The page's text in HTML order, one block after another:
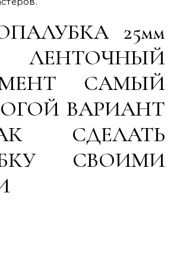
25мм
САМЫЙ
ВАРИАНТ
СДЕЛАТЬ
СВОИМИ